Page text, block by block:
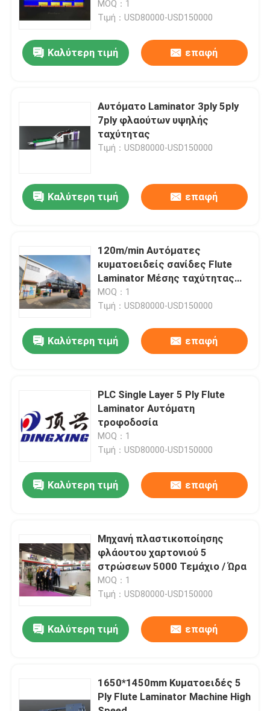
Σχετικά με εμάς
περιοδεία στο εργοστάσιο
Επικοινωνήστε μαζί μας
Ειδήσεις
Υποθέσεις
Laminator φλαούτων μηχανή
5000pcs/H DW-1650
MOQ：1
Τιμή：USD80000-USD150000
Καλύτερη τιμή επαφή
Αυτόματο Laminator 3ply 5ply
7ply φλαούτων υψηλής
ταχύτητας
Τιμή：USD80000-USD150000
Καλύτερη τιμή επαφή
120m/min Αυτόματες
κυματοειδείς σανίδες Flute
Laminator Μέσης ταχύτητας
DF-1450S
MOQ：1
Τιμή：USD80000-USD150000
Καλύτερη τιμή επαφή
PLC Single Layer 5 Ply Flute
Laminator Αυτόματη
τροφοδοσία
MOQ：1
Τιμή：USD80000-USD150000
Καλύτερη τιμή επαφή
Μηχανή πλαστικοποίησης
φλάουτου χαρτονιού 5
στρώσεων 5000 Τεμάχιο / Ώρα
MOQ：1
Τιμή：USD80000-USD150000
Καλύτερη τιμή επαφή
1650*1450mm Κυματοειδές 5
Ply Flute Laminator Machine High